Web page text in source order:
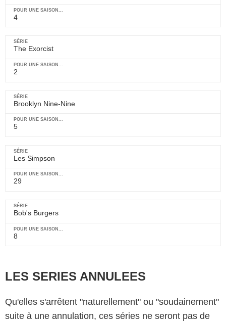
4
The Exorcist
2
Brooklyn Nine-Nine
5
Les Simpson
29
Bob's Burgers
8
LES SERIES ANNULEES
Qu'elles s'arrêtent "naturellement" ou "soudainement"
suite à une annulation, ces séries ne seront pas de